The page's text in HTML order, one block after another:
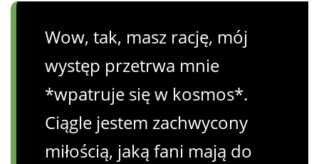
Wow, tak, masz rację, mój
występ przetrwa mnie
*wpatruje się w kosmos*.
Ciągle jestem zachwycony
miłością, jaką fani mają do